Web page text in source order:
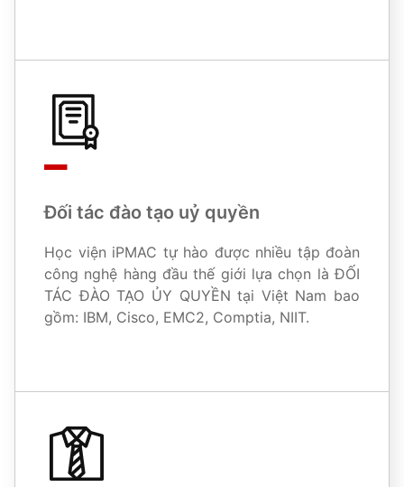
Đối tác đào tạo uỷ quyền
Học viện iPMAC tự hào được nhiều tập đoàn
công nghệ hàng đầu thế giới lựa chọn là ĐỐI
TÁC ĐÀO TẠO ỦY QUYỀN tại Việt Nam bao
gồm: IBM, Cisco, EMC2, Comptia, NIIT.